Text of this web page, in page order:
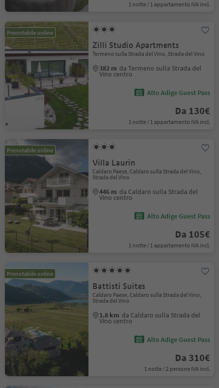
1 notte / 1 appartamento IVA incl.
Prenotabile online
Zilli Studio Apartments
Termeno sulla Strada del Vino, Strada del Vino
382 m da Termeno sulla Strada del
Vino centro
Alto Adige Guest Pass
Da 130€
1 notte / 1 appartamento IVA incl.
Prenotabile online
Villa Laurin
Caldaro Paese, Caldaro sulla Strada del Vino,
Strada del Vino
446 m da Caldaro sulla Strada del
Vino centro
Alto Adige Guest Pass
Da 105€
1 notte / 1 appartamento IVA incl.
Prenotabile online
Battisti Suites
Caldaro Paese, Caldaro sulla Strada del Vino,
Strada del Vino
1.8 km da Caldaro sulla Strada del
Vino centro
Alto Adige Guest Pass
Da 310€
1 notte / 2 persone IVA incl.